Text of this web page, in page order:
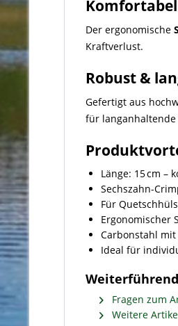
Der ergonomische
Kraftverlust.
Robust &
Gefertigt aus
für langanhaltende
Länge: 15 cm –
Sechszahn-
Für
Ergonomischer
Carbonstahl
Ideal für
Fragen zum
Weitere